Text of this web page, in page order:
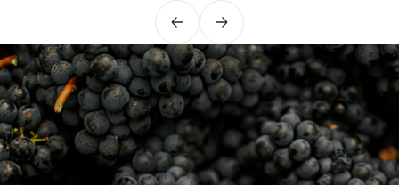
PrécédentSuivant